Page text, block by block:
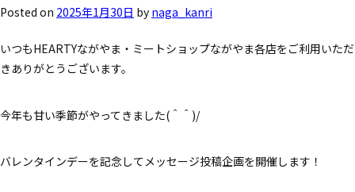
チラシ情報
店舗について
Posted on 2025年1月30日 by naga_kanri
いつもHEARTYながやま・ミートショップながやま各店をご利用いただ
きありがとうございます。
今年も甘い季節がやってきました(＾＾)/
バレンタインデーを記念してメッセージ投稿企画を開催します！